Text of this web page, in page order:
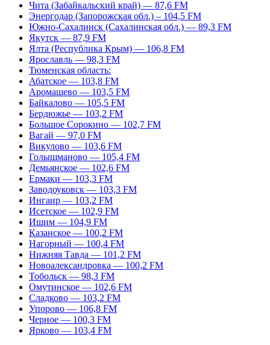
Чита (Забайкальский край) — 87,6 FM
Энергодар (Запорожская обл.) – 104,5 FM
Южно-Сахалинск (Сахалинская обл.) — 89,3 FM
Якутск — 87,9 FM
Ялта (Республика Крым) — 106,8 FM
Ярославль — 98,3 FM
Тюменская область:
Абатское — 103,8 FM
Аромашево — 103,5 FM
Байкалово — 105,5 FM
Бердюжье — 103,2 FM
Большое Сорокино — 102,7 FM
Вагай — 97,0 FM
Викулово — 103,6 FM
Голышманово — 105,4 FM
Демьянское — 102,6 FM
Ермаки — 103,3 FM
Заводоуковск — 103,3 FM
Ингаир — 103,2 FM
Исетское — 102,9 FM
Ишим — 104,9 FM
Казанское — 100,2 FM
Нагорный — 100,4 FM
Нижняя Тавда — 101,2 FM
Новоалександровка — 100,2 FM
Тобольск — 98,3 FM
Омутинское — 102,6 FM
Сладково — 103,2 FM
Упорово — 106,8 FM
Черное — 100,3 FM
Ярково — 103,4 FM